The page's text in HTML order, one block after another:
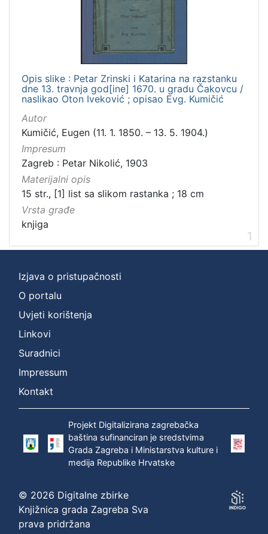
Opis slike : Petar Zrinski i Katarina na razstanku
dne 13. travnja god[ine] 1670. u gradu Čakovcu /
naslikao Oton Iveković ; opisao Evg. Kumičić
Autor
Kumičić, Eugen (11. 1. 1850. – 13. 5. 1904.)
Impresum
Zagreb : Petar Nikolić, 1903
Materijalni opis
15 str., [1] list sa slikom rastanka ; 18 cm
Vrsta građe
knjiga
1
Izjava o pristupačnosti
O portalu
Uvjeti korištenja
Linkovi
Suradnici
Impressum
Kontakt
Projekt Digitalizirana zagrebačka
baština sufinanciran je sredstvima
Grada Zagreba i Ministarstva kulture i
medija Republike Hrvatske
© 2026 Digitalne zbirke
Knjižnica grada Zagreba Sva
prava pridržana